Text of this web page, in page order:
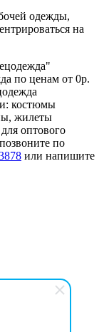
одежды,
на
по ценам от 0р.
костюмы
жилеты
оптового
по
или напишите